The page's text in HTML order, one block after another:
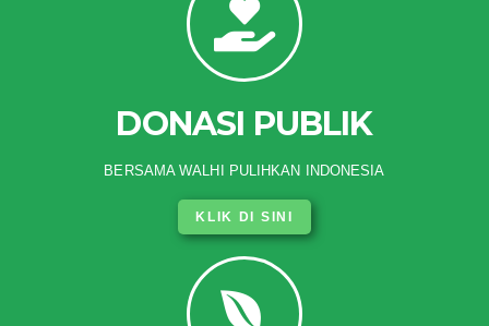
DONASI PUBLIK
BERSAMA WALHI PULIHKAN INDONESIA
KLIK DI SINI